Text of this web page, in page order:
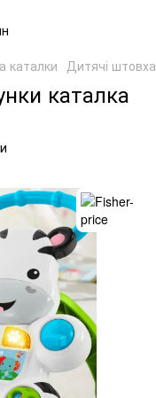
каталки Дитячі
каталка